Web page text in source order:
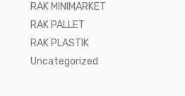
RAK MINIMARKET
RAK PALLET
RAK PLASTIK
Uncategorized